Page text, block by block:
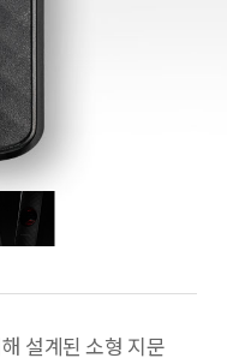
설계된 소형 지문